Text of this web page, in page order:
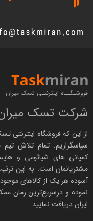
فروشـگــاه اینترنتـی تسک میران
شرکت تسک
از این که فروشگاه اینترنتی
سپاسگزاریم. تمام تلاش
کمپانی های شیائومی و
مشتریانمان است. به این
آسوده هر یک از کالاهای موجود
نموده و درسریع‌ترین زمان
ایران دریافت نمایید.